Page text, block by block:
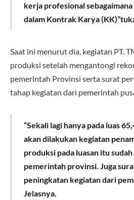
kerja profesional
dalam Kontrak Karya
Saat ini menurut dia, kegiatan PT.
produksi setelah mengantongi
pemerintah Provinsi serta surat
tahap kegiatan dari pemerintah
“Sekali lagi hanya pada luas
akan dilakukan kegiatan
produksi pada luasan itu
pemerintah provinsi. Juga
peningkatan kegiatan dari
Jelasnya.